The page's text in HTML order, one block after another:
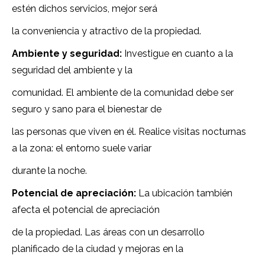
estén dichos servicios, mejor será
la conveniencia y atractivo de la propiedad.
Ambiente y seguridad: Investigue en cuanto a la
seguridad del ambiente y la
comunidad. El ambiente de la comunidad debe ser
seguro y sano para el bienestar de
las personas que viven en él. Realice visitas nocturnas
a la zona: el entorno suele variar
durante la noche.
Potencial de apreciación: La ubicación también
afecta el potencial de apreciación
de la propiedad. Las áreas con un desarrollo
planificado de la ciudad y mejoras en la